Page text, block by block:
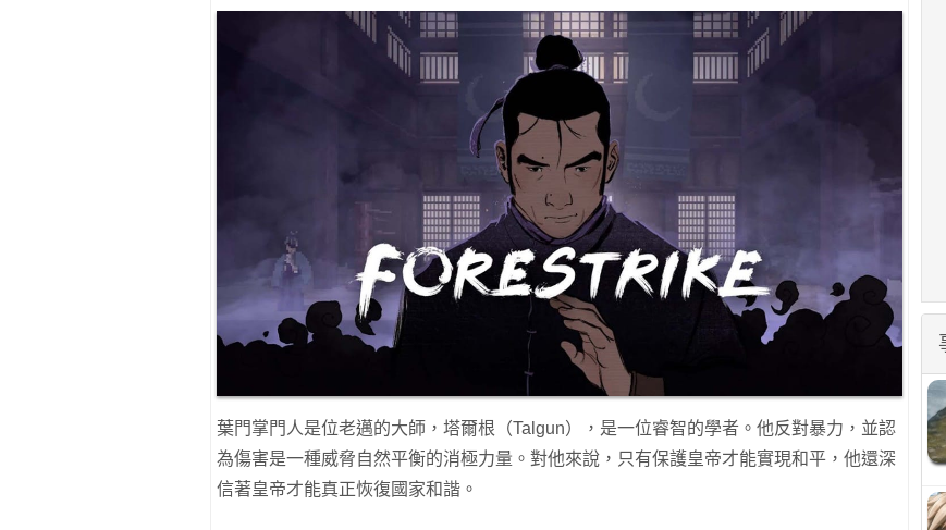
葉門掌門人是位老邁的大師，塔爾根（Talgun），是一位睿智的學者。他反對暴力，並認
為傷害是一種威脅自然平衡的消極力量。對他來說，只有保護皇帝才能實現和平，他還深
信著皇帝才能真正恢復國家和諧。